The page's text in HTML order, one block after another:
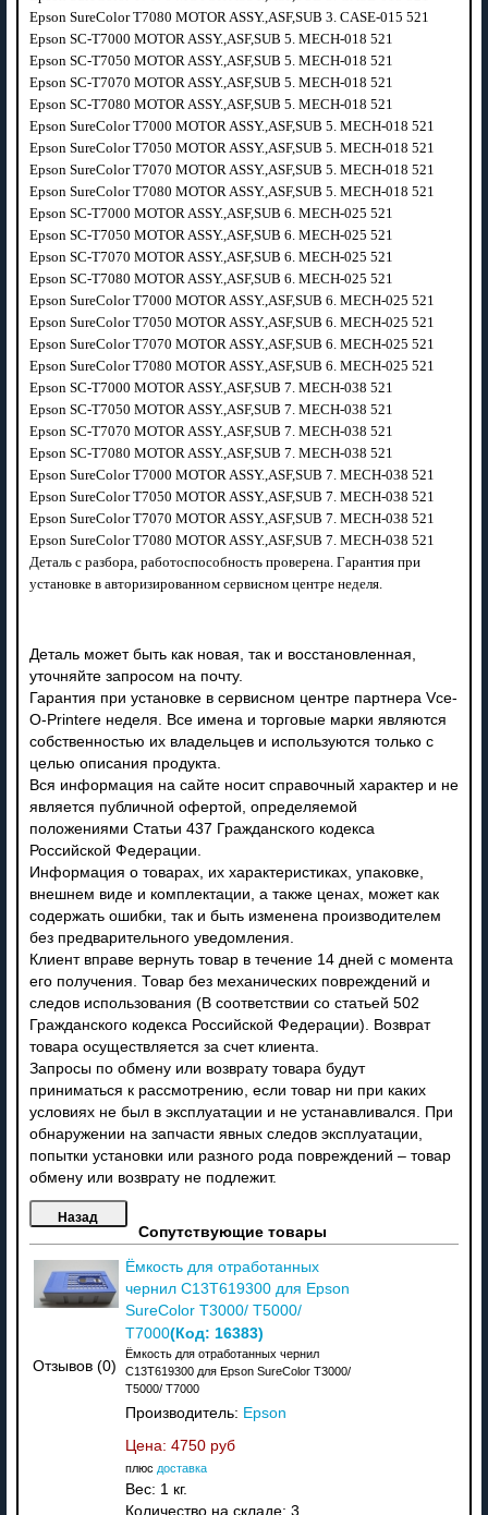
Epson SureColor T7080 MOTOR ASSY.,ASF,SUB 3. CASE-015 521
Epson SC-T7000 MOTOR ASSY.,ASF,SUB 5. MECH-018 521
Epson SC-T7050 MOTOR ASSY.,ASF,SUB 5. MECH-018 521
Epson SC-T7070 MOTOR ASSY.,ASF,SUB 5. MECH-018 521
Epson SC-T7080 MOTOR ASSY.,ASF,SUB 5. MECH-018 521
Epson SureColor T7000 MOTOR ASSY.,ASF,SUB 5. MECH-018 521
Epson SureColor T7050 MOTOR ASSY.,ASF,SUB 5. MECH-018 521
Epson SureColor T7070 MOTOR ASSY.,ASF,SUB 5. MECH-018 521
Epson SureColor T7080 MOTOR ASSY.,ASF,SUB 5. MECH-018 521
Epson SC-T7000 MOTOR ASSY.,ASF,SUB 6. MECH-025 521
Epson SC-T7050 MOTOR ASSY.,ASF,SUB 6. MECH-025 521
Epson SC-T7070 MOTOR ASSY.,ASF,SUB 6. MECH-025 521
Epson SC-T7080 MOTOR ASSY.,ASF,SUB 6. MECH-025 521
Epson SureColor T7000 MOTOR ASSY.,ASF,SUB 6. MECH-025 521
Epson SureColor T7050 MOTOR ASSY.,ASF,SUB 6. MECH-025 521
Epson SureColor T7070 MOTOR ASSY.,ASF,SUB 6. MECH-025 521
Epson SureColor T7080 MOTOR ASSY.,ASF,SUB 6. MECH-025 521
Epson SC-T7000 MOTOR ASSY.,ASF,SUB 7. MECH-038 521
Epson SC-T7050 MOTOR ASSY.,ASF,SUB 7. MECH-038 521
Epson SC-T7070 MOTOR ASSY.,ASF,SUB 7. MECH-038 521
Epson SC-T7080 MOTOR ASSY.,ASF,SUB 7. MECH-038 521
Epson SureColor T7000 MOTOR ASSY.,ASF,SUB 7. MECH-038 521
Epson SureColor T7050 MOTOR ASSY.,ASF,SUB 7. MECH-038 521
Epson SureColor T7070 MOTOR ASSY.,ASF,SUB 7. MECH-038 521
Epson SureColor T7080 MOTOR ASSY.,ASF,SUB 7. MECH-038 521
Деталь с разбора, работоспособность проверена. Гарантия при
установке в авторизированном сервисном центре неделя.
Деталь может быть как новая, так и восстановленная,
уточняйте запросом на почту.
Гарантия при установке в сервисном центре партнера Vce-
O-Printere неделя. Все имена и торговые марки являются
собственностью их владельцев и используются только с
целью описания продукта.
Вся информация на сайте носит справочный характер и не
является публичной офертой, определяемой
положениями Статьи 437 Гражданского кодекса
Российской Федерации.
Информация о товарах, их характеристиках, упаковке,
внешнем виде и комплектации, а также ценах, может как
содержать ошибки, так и быть изменена производителем
без предварительного уведомления.
Клиент вправе вернуть товар в течение 14 дней с момента
его получения. Товар без механических повреждений и
следов использования (В соответствии со статьей 502
Гражданского кодекса Российской Федерации). Возврат
товара осуществляется за счет клиента.
Запросы по обмену или возврату товара будут
приниматься к рассмотрению, если товар ни при каких
условиях не был в эксплуатации и не устанавливался. При
обнаружении на запчасти явных следов эксплуатации,
попытки установки или разного рода повреждений – товар
обмену или возврату не подлежит.
Сопутствующие товары
Отзывов (0)
Ёмкость для отработанных
чернил C13T619300 для Epson
SureColor T3000/ T5000/
T7000(Код: 16383)
Ёмкость для отработанных чернил
C13T619300 для Epson SureColor T3000/
T5000/ T7000
Производитель: Epson
Цена: 4750 руб
плюс доставка
Вес: 1 кг.
Количество на складе: 3